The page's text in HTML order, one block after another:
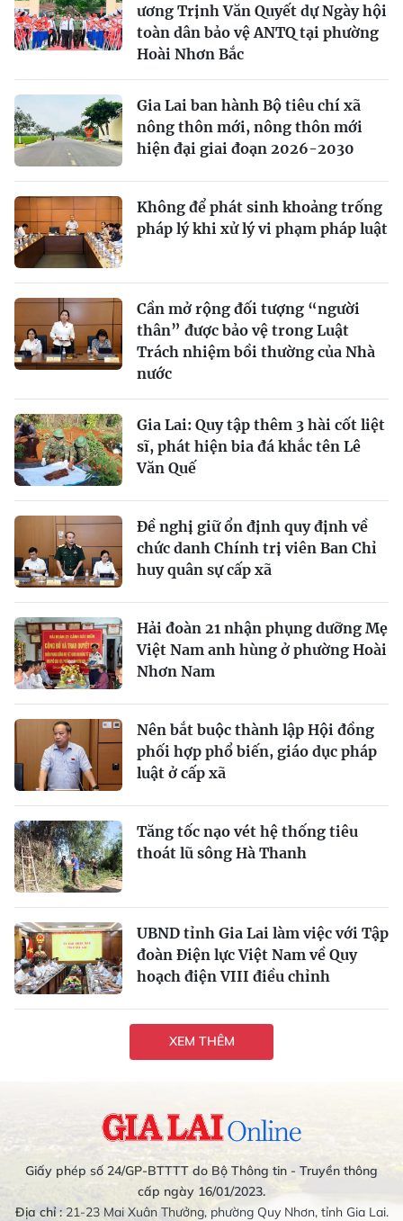
ương Trịnh Văn Quyết dự Ngày hội
toàn dân bảo vệ ANTQ tại phường
Hoài Nhơn Bắc
Gia Lai ban hành Bộ tiêu chí xã
nông thôn mới, nông thôn mới
hiện đại giai đoạn 2026-2030
Không để phát sinh khoảng trống
pháp lý khi xử lý vi phạm pháp luật
Cần mở rộng đối tượng “người
thân” được bảo vệ trong Luật
Trách nhiệm bồi thường của Nhà
nước
Gia Lai: Quy tập thêm 3 hài cốt liệt
sĩ, phát hiện bia đá khắc tên Lê
Văn Quế
Đề nghị giữ ổn định quy định về
chức danh Chính trị viên Ban Chỉ
huy quân sự cấp xã
Hải đoàn 21 nhận phụng dưỡng Mẹ
Việt Nam anh hùng ở phường Hoài
Nhơn Nam
Nên bắt buộc thành lập Hội đồng
phối hợp phổ biến, giáo dục pháp
luật ở cấp xã
Tăng tốc nạo vét hệ thống tiêu
thoát lũ sông Hà Thanh
UBND tỉnh Gia Lai làm việc với Tập
đoàn Điện lực Việt Nam về Quy
hoạch điện VIII điều chỉnh
XEM THÊM
Giấy phép số 24/GP-BTTTT do Bộ Thông tin - Truyền thông
cấp ngày 16/01/2023.
Địa chỉ :21-23 Mai Xuân Thưởng, phường Quy Nhơn, tỉnh Gia Lai.